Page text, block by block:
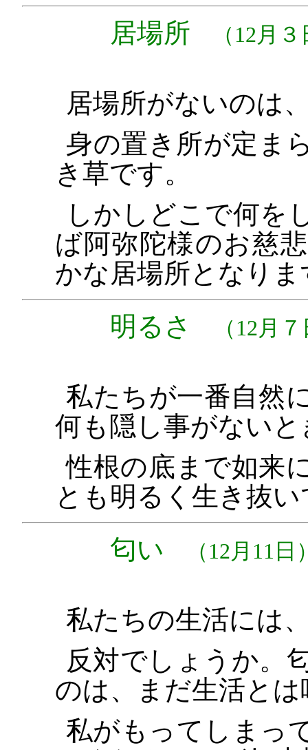
居場所 （12月３
居場所がないのは
身の置き所が定ま
き草です。
しかしどこで何を
ば阿弥陀様のお慈
かな居場所となりま
明るさ
（12月７
私たちが一番自然
何も隠し事がない
性根の底まで如来
とも明るく生き抜
匂い （12月11日
私たちの生活には
反対でしょうか。
のは、まだ生活と
私がもってしまっ